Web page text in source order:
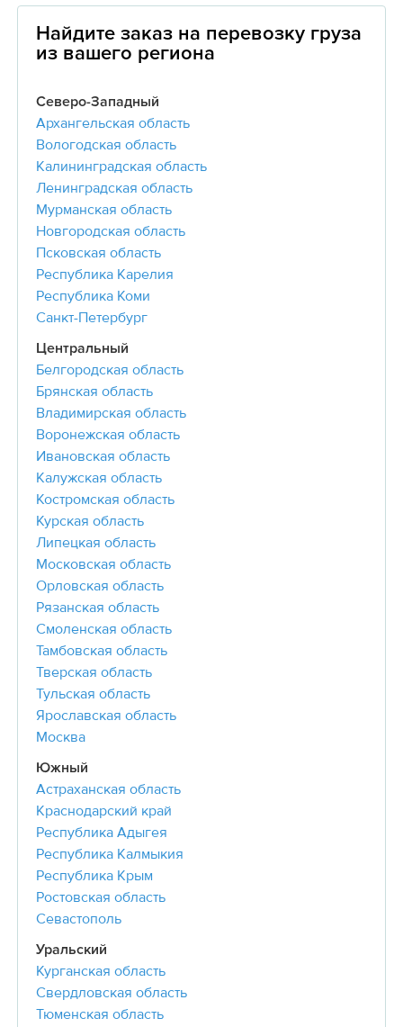
Найдите заказ на перевозку груза
из вашего региона
Северо-Западный
Архангельская область
Вологодская область
Калининградская область
Ленинградская область
Мурманская область
Новгородская область
Псковская область
Республика Карелия
Республика Коми
Санкт-Петербург
Центральный
Белгородская область
Брянская область
Владимирская область
Воронежская область
Ивановская область
Калужская область
Костромская область
Курская область
Липецкая область
Московская область
Орловская область
Рязанская область
Смоленская область
Тамбовская область
Тверская область
Тульская область
Ярославская область
Москва
Южный
Астраханская область
Краснодарский край
Республика Адыгея
Республика Калмыкия
Республика Крым
Ростовская область
Севастополь
Уральский
Курганская область
Свердловская область
Тюменская область